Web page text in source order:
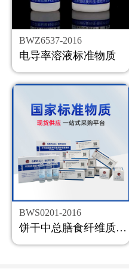
BWZ6537-2016
电导率溶液标准物质
BWS0201-2016
饼干中总膳食纤维质控样品
会员中心
联系我们
返回主页